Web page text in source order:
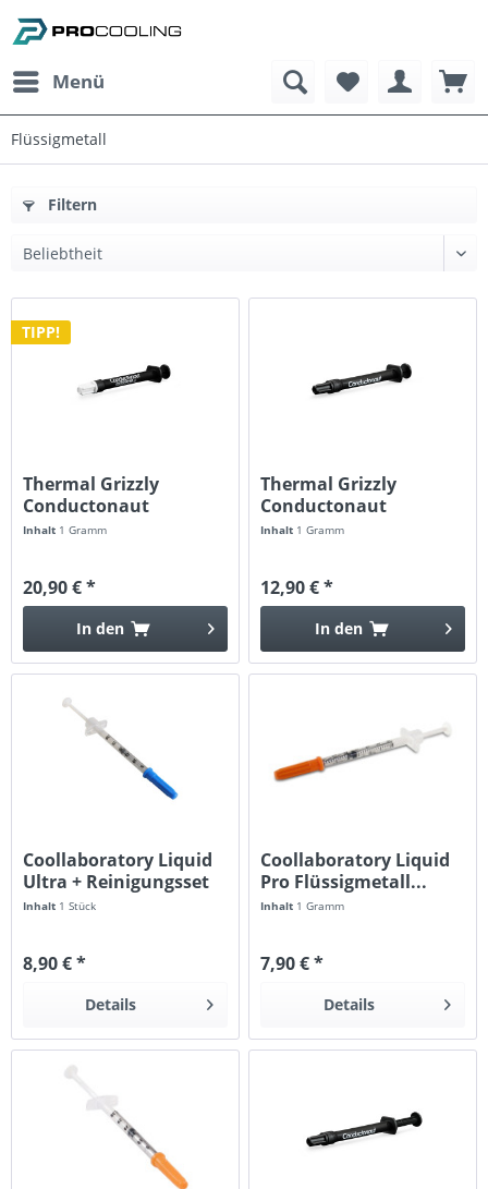
Menü
Flüssigmetall
Filtern
TIPP!
Thermal Grizzly
Conductonaut
extreme...
Inhalt 1 Gramm
20,90 € *
In den
Thermal Grizzly
Conductonaut
Flüssigmetall - 1...
Inhalt 1 Gramm
12,90 € *
In den
Coollaboratory Liquid
Ultra + Reinigungsset
Inhalt 1 Stück
8,90 € *
Details
Coollaboratory Liquid
Pro Flüssigmetall...
Inhalt 1 Gramm
7,90 € *
Details